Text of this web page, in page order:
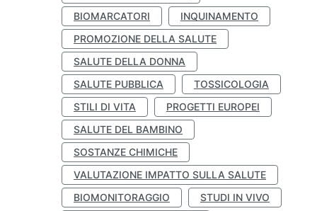
BIOMARCATORI
INQUINAMENTO
PROMOZIONE DELLA SALUTE
SALUTE DELLA DONNA
SALUTE PUBBLICA
TOSSICOLOGIA
STILI DI VITA
PROGETTI EUROPEI
SALUTE DEL BAMBINO
SOSTANZE CHIMICHE
VALUTAZIONE IMPATTO SULLA SALUTE
BIOMONITORAGGIO
STUDI IN VIVO